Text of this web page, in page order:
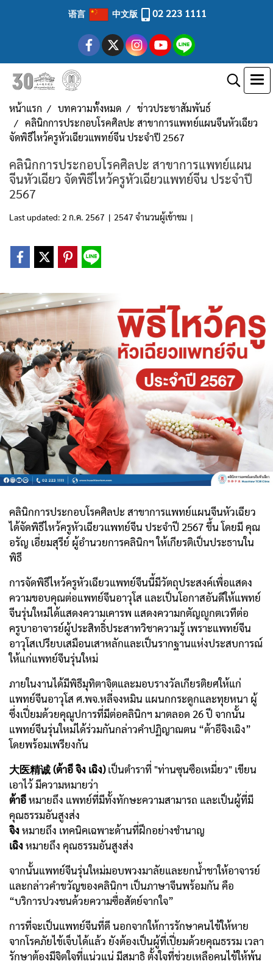
语言 中文版 02 223 1111
หน้าแรก บทความทั้งหมด
ข่าวประชาสัมพันธ์
คลินิกการประกอบโรคศิลปะ สาขาการแพทย์แผนจีนหัวเฉียว
จัดพิธีไหว้ครูหัวเฉียวแพทย์จีน ประจำปี 2567
คลินิกการประกอบโรคศิลปะ สาขาการแพทย์แผน
จีนหัวเฉียว จัดพิธีไหว้ครูหัวเฉียวแพทย์จีน ประจำปี
2567
Last updated: 2 ก.ค. 2567 | 2547 จำนวนผู้เข้าชม |
คลินิกการประกอบโรคศิลปะ สาขาการแพทย์แผนจีนหัวเฉียว
ได้จัดพิธีไหว้ครูหัวเฉียวแพทย์จีน ประจำปี 2567 ขึ้น โดยมี คุณ
อรัญ เอี่ยมสุรีย์ ผู้อำนวยการคลินิกฯ ให้เกียรติเป็นประธานใน
พิธี
การจัดพิธีไหว้ครูหัวเฉียวแพทย์จีนนี้มีวัตถุประสงค์เพื่อแสดง
ความขอบคุณต่อแพทย์จีนอาวุโส และเป็นโอกาสอันดีให้แพทย์
จีนรุ่นใหม่ได้แสดงความเคารพ แสดงความกตัญญูกตเวทีต่อ
ครูบาอาจารย์ผู้ประสิทธิ์ประสาทวิชาความรู้ เพราะแพทย์จีน
อาวุโสเปรียบเสมือนเสาหลักและเป็นรากฐานแห่งประสบการณ์
ให้แก่แพทย์จีนรุ่นใหม่
ภายในงานได้มีพิธีมุทิตาจิตและมอบรางวัลเกียรติยศให้แก่
แพทย์จีนอาวุโส ศ.พจ.หลี่จงหมิน แผนกกระดูกและทุยหนา ผู้
ซึ่งเปี่ยมด้วยคุณูปการที่มีต่อคลินิกฯ มาตลอด 26 ปี จากนั้น
แพทย์จีนรุ่นใหม่ได้ร่วมกันกล่าวคำปฏิญาณตน “ต้าอีจิงเฉิง”
โดยพร้อมเพรียงกัน
大医精诚 (ต้าอี จิง เฉิง)เป็นตำราที่ "ท่านซุนซือเหมี่ยว" เขียน
เอาไว้ มีความหมายว่า
ต้าอีหมายถึง แพทย์ที่มีทั้งทักษะความสามารถ และเป็นผู้ที่มี
คุณธรรมอันสูงส่ง
จิงหมายถึง เทคนิคเฉพาะด้านที่ฝึกอย่างชำนาญ
เฉิงหมายถึง คุณธรรมอันสูงส่ง
จากนั้นแพทย์จีนรุ่นใหม่มอบพวงมาลัยและยกน้ำชาให้อาจารย์
และกล่าวคำขวัญของคลินิกฯ เป็นภาษาจีนพร้อมกัน คือ
“บริการปวงชนด้วยความซื่อสัตย์จากใจ”
การที่จะเป็นแพทย์จีนที่ดี นอกจากให้การรักษาคนไข้ให้หาย
จากโรคภัยไข้เจ็บได้แล้ว ยังต้องเป็นผู้ที่เปี่ยมด้วยคุณธรรม เวลา
รักษาต้องมีจิตใจที่แน่วแน่ มีสมาธิ ตั้งใจที่ช่วยเหลือคนไข้ให้พ้น